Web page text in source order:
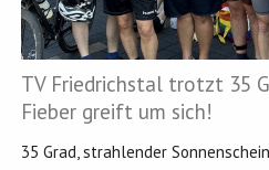
TV Friedrichstal trotzt 35
Fieber greift um sich!
35 Grad, strahlender